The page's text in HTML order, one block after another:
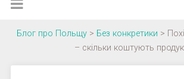
Блог про Польщу > Без конкретики >
– скільки коштують